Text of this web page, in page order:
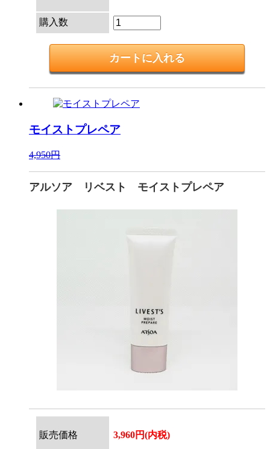
購入数
モイストプレペア
4,950円
アルソア リベスト モイストプレペア
販売価格 3,960円(内税)